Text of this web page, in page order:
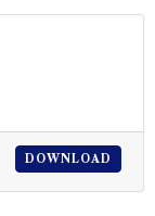
DOWNLOAD